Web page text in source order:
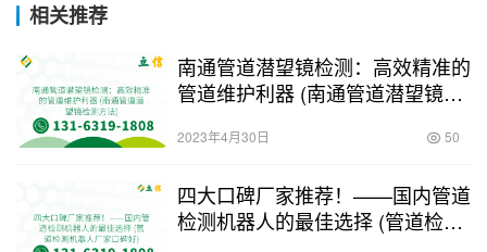
相关推荐
南通管道潜望镜检测：高效精准的
管道维护利器 (南通管道潜望镜检
2023年4月30日 50
四大口碑厂家推荐！——国内管道
检测机器人的最佳选择 (管道检测